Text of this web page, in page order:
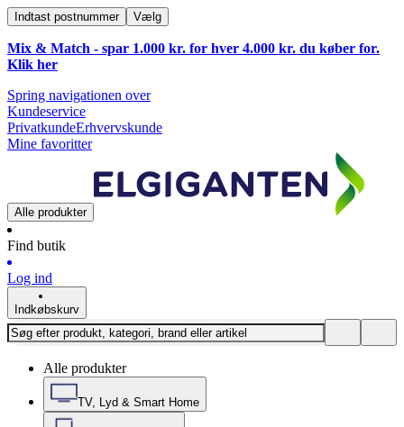
Indtast postnummer Vælg
Mix & Match - spar 1.000 kr. for hver 4.000 kr. du køber for.
Klik her
Spring navigationen over
Kundeservice
PrivatkundeErhvervskunde
Mine favoritter
Alle produkter
Find butik
Log ind
Indkøbskurv
Alle produkter
TV, Lyd & Smart Home